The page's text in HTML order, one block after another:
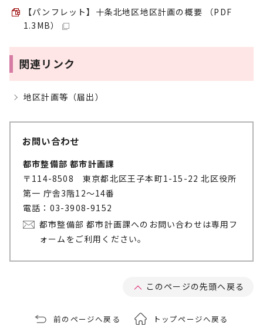
【パンフレット】十条北地区地区計画の概要 （PDF
1.3MB）
関連リンク
地区計画等（届出）
お問い合わせ
都市整備部 都市計画課
〒114-8508 東京都北区王子本町1-15-22 北区役所
第一 庁舎3階12～14番
電話：03-3908-9152
都市整備部 都市計画課へのお問い合わせは専用フ
ォームをご利用ください。
このページの先頭へ戻る
前のページへ戻る トップページへ戻る